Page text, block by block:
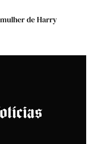
de Harry